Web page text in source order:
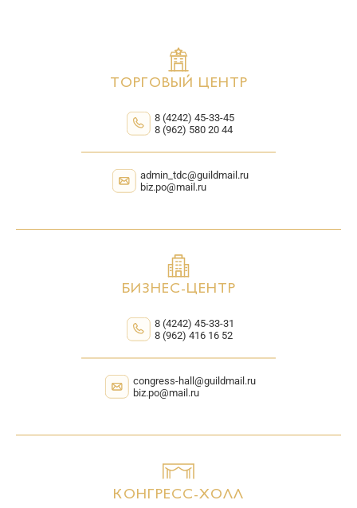
ТОРГОВЫЙ ЦЕНТР
8 (4242) 45-33-45
8 (962) 580 20 44
admin_tdc@guildmail.ru
biz.po@mail.ru
БИЗНЕС-ЦЕНТР
8 (4242) 45-33-31
8 (962) 416 16 52
congress-hall@guildmail.ru
biz.po@mail.ru
КОНГРЕСС-ХОЛЛ